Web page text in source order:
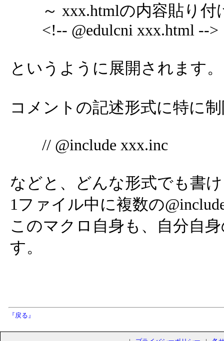
～ xxx.htmlの内容貼り付
<!-- @edulcni xxx.html -->
というように展開されます。
コメントの記述形式に特に
// @include xxx.inc
などと、どんな形式でも書
1ファイル中に複数の
このマクロ自身も、自分自
す。
『戻る』